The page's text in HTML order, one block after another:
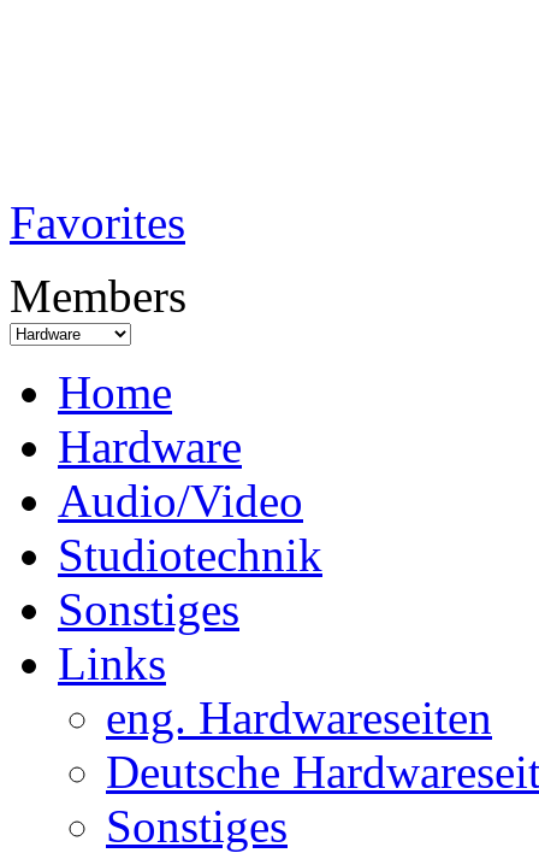
Favorites
Members
Home
Hardware
Audio/Video
Studiotechnik
Sonstiges
Links
eng. Hardwareseiten
Deutsche
Sonstiges